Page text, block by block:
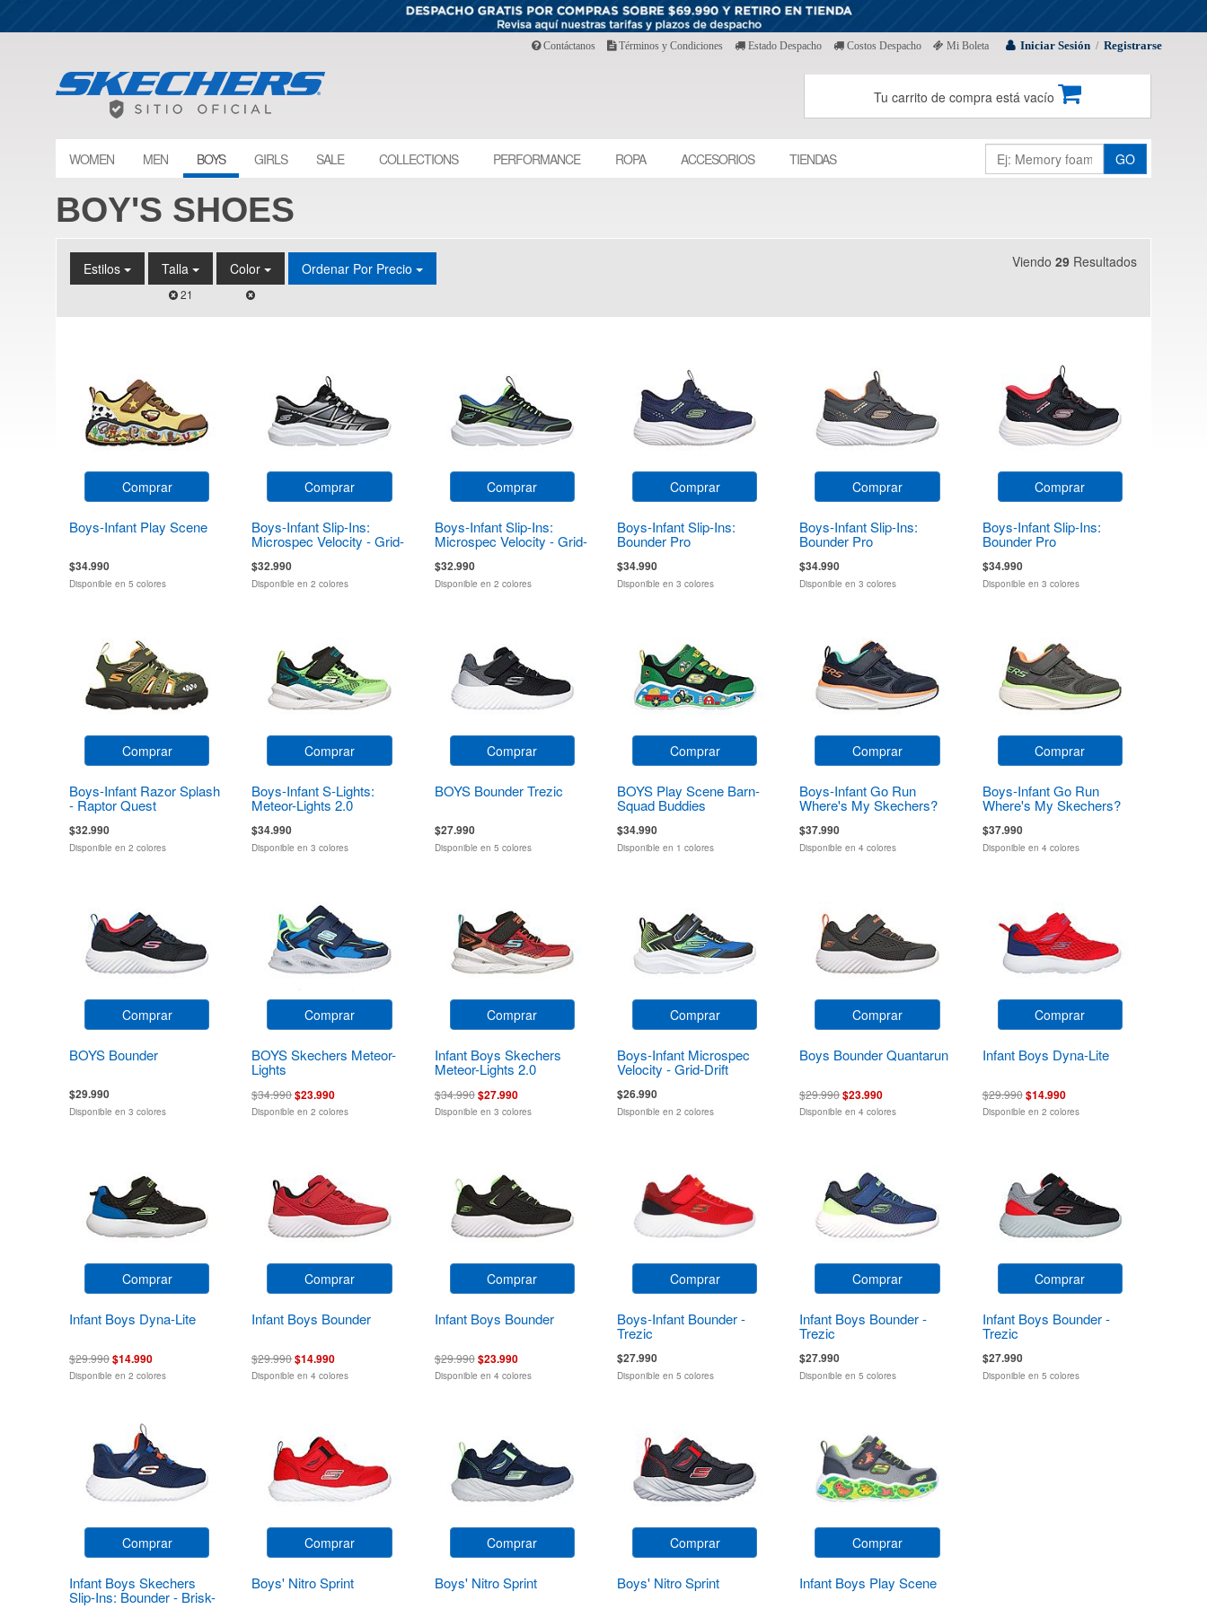
Iniciar Sesión / Registrarse
Contáctanos Términos y Condiciones Estado Despacho Costos Despacho Mi Boleta
Tu carrito de compra está vacío
WOMEN MEN BOYS GIRLS SALE COLLECTIONS PERFORMANCE ROPA ACCESORIOS TIENDAS GO
BOY'S SHOES
Estilos Talla
21
Color Ordenar Por Precio Viendo 29 Resultados
Comprar
Boys-Infant Play Scene
$34.990
Disponible en 5 colores
Comprar
Boys-Infant Slip-Ins:
Microspec Velocity - Grid-
$32.990
Disponible en 2 colores
Comprar
Boys-Infant Slip-Ins:
Microspec Velocity - Grid-
$32.990
Disponible en 2 colores
Comprar
Boys-Infant Slip-Ins:
Bounder Pro
$34.990
Disponible en 3 colores
Comprar
Boys-Infant Slip-Ins:
Bounder Pro
$34.990
Disponible en 3 colores
Comprar
Boys-Infant Slip-Ins:
Bounder Pro
$34.990
Disponible en 3 colores
Comprar
Boys-Infant Razor Splash
- Raptor Quest
$32.990
Disponible en 2 colores
Comprar
Boys-Infant S-Lights:
Meteor-Lights 2.0
$34.990
Disponible en 3 colores
Comprar
BOYS Bounder Trezic
$27.990
Disponible en 5 colores
Comprar
BOYS Play Scene Barn-
Squad Buddies
$34.990
Disponible en 1 colores
Comprar
Boys-Infant Go Run
Where's My Skechers?
$37.990
Disponible en 4 colores
Comprar
Boys-Infant Go Run
Where's My Skechers?
$37.990
Disponible en 4 colores
Comprar
BOYS Bounder
$29.990
Disponible en 3 colores
Comprar
BOYS Skechers Meteor-
Lights
$34.990$23.990
Disponible en 2 colores
Comprar
Infant Boys Skechers
Meteor-Lights 2.0
$34.990$27.990
Disponible en 3 colores
Comprar
Boys-Infant Microspec
Velocity - Grid-Drift
$26.990
Disponible en 2 colores
Comprar
Boys Bounder Quantarun
$29.990$23.990
Disponible en 4 colores
Comprar
Infant Boys Dyna-Lite
$29.990$14.990
Disponible en 2 colores
Comprar
Infant Boys Dyna-Lite
$29.990$14.990
Disponible en 2 colores
Comprar
Infant Boys Bounder
$29.990$14.990
Disponible en 4 colores
Comprar
Infant Boys Bounder
$29.990$23.990
Disponible en 4 colores
Comprar
Boys-Infant Bounder -
Trezic
$27.990
Disponible en 5 colores
Comprar
Infant Boys Bounder -
Trezic
$27.990
Disponible en 5 colores
Comprar
Infant Boys Bounder -
Trezic
$27.990
Disponible en 5 colores
Comprar
Infant Boys Skechers
Slip-Ins: Bounder - Brisk-
Comprar
Boys' Nitro Sprint
Comprar
Boys' Nitro Sprint
Comprar
Boys' Nitro Sprint
Comprar
Infant Boys Play Scene